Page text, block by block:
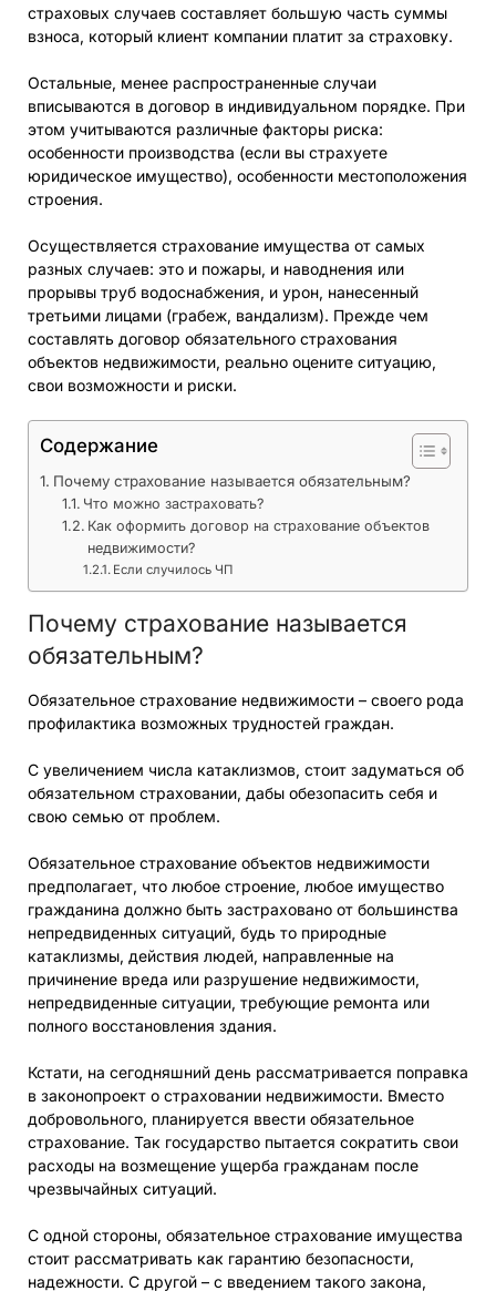
страховых случаев составляет большую часть суммы
взноса, который клиент компании платит за страховку.
Остальные, менее распространенные случаи
вписываются в договор в индивидуальном порядке. При
этом учитываются различные факторы риска:
особенности производства (если вы страхуете
юридическое имущество), особенности местоположения
строения.
Осуществляется страхование имущества от самых
разных случаев: это и пожары, и наводнения или
прорывы труб водоснабжения, и урон, нанесенный
третьими лицами (грабеж, вандализм). Прежде чем
составлять договор обязательного страхования
объектов недвижимости, реально оцените ситуацию,
свои возможности и риски.
Содержание
Почему страхование называется обязательным?
Что можно застраховать?
Как оформить договор на страхование объектов
недвижимости?
Если случилось ЧП
Почему страхование называется
обязательным?
Обязательное страхование недвижимости – своего рода
профилактика возможных трудностей граждан.
С увеличением числа катаклизмов, стоит задуматься об
обязательном страховании, дабы обезопасить себя и
свою семью от проблем.
Обязательное страхование объектов недвижимости
предполагает, что любое строение, любое имущество
гражданина должно быть застраховано от большинства
непредвиденных ситуаций, будь то природные
катаклизмы, действия людей, направленные на
причинение вреда или разрушение недвижимости,
непредвиденные ситуации, требующие ремонта или
полного восстановления здания.
Кстати, на сегодняшний день рассматривается поправка
в законопроект о страховании недвижимости. Вместо
добровольного, планируется ввести обязательное
страхование. Так государство пытается сократить свои
расходы на возмещение ущерба гражданам после
чрезвычайных ситуаций.
С одной стороны, обязательное страхование имущества
стоит рассматривать как гарантию безопасности,
надежности. С другой – с введением такого закона,